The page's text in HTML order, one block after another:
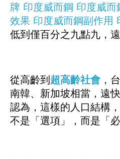
牌 印度威而鋼 印度威而
效果 印度威而鋼副作用
低到僅百分之九點九，
從高齡到 超高齡社會 ，
南韓、新加坡相當，遠
認為，這樣的人口結構
不是「選項」，而是「必